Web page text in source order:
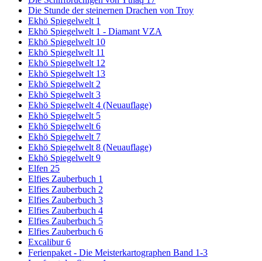
Die Stunde der steinernen Drachen von Troy
Ekhö Spiegelwelt 1
Ekhö Spiegelwelt 1 - Diamant VZA
Ekhö Spiegelwelt 10
Ekhö Spiegelwelt 11
Ekhö Spiegelwelt 12
Ekhö Spiegelwelt 13
Ekhö Spiegelwelt 2
Ekhö Spiegelwelt 3
Ekhö Spiegelwelt 4 (Neuauflage)
Ekhö Spiegelwelt 5
Ekhö Spiegelwelt 6
Ekhö Spiegelwelt 7
Ekhö Spiegelwelt 8 (Neuauflage)
Ekhö Spiegelwelt 9
Elfen 25
Elfies Zauberbuch 1
Elfies Zauberbuch 2
Elfies Zauberbuch 3
Elfies Zauberbuch 4
Elfies Zauberbuch 5
Elfies Zauberbuch 6
Excalibur 6
Ferienpaket - Die Meisterkartographen Band 1-3